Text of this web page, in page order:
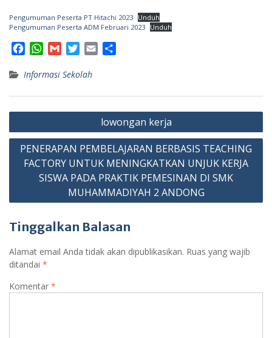
Pengumuman Peserta PT Hitachi 2023 Unduh
Pengumuman Peserta ADM Februari 2023 Unduh
c
o
k
W
a
A
p
a
i
e
Informasi Sekolah
Navigasi
pos
lowongan kerja
PENERAPAN PEMBELAJARAN BERBASIS TEACHING
FACTORY UNTUK MENINGKATKAN UNJUK KERJA
SISWA PADA PRAKTIK PEMESINAN DI SMK
MUHAMMADIYAH 2 ANDONG
Tinggalkan Balasan
Alamat email Anda tidak akan dipublikasikan. Ruas yang wajib
ditandai *
Komentar *